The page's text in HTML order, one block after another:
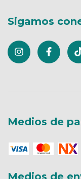
Sigamos
Medios de
Medios de